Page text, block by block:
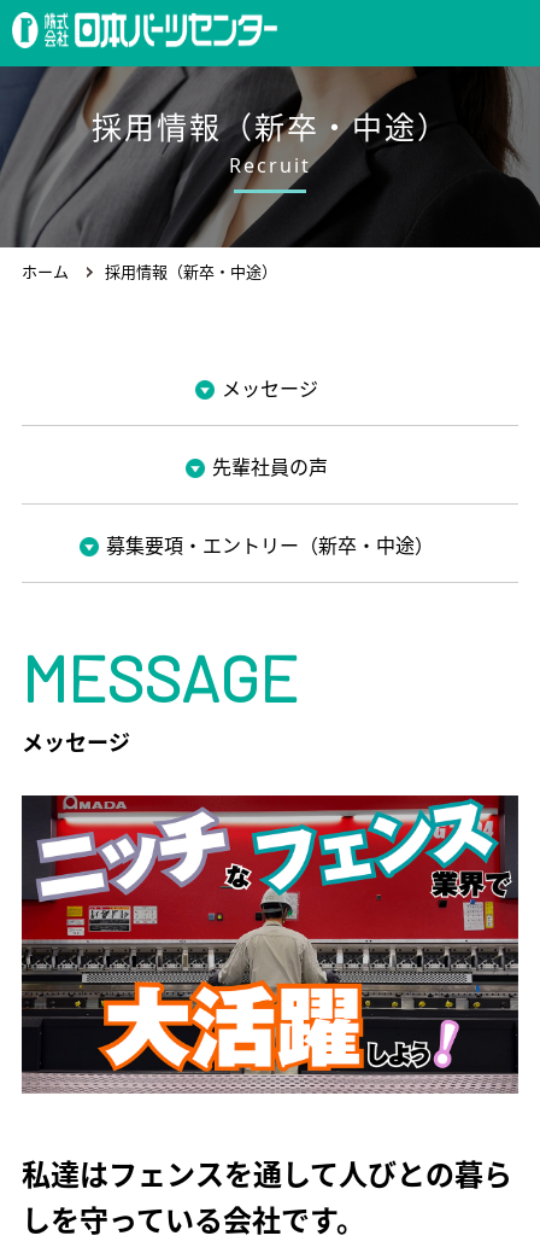
ホーム
製品案内
会社概要
求人情報
採用情報（新卒・中途）
Recruit
ホーム 採用情報（新卒・中途）
メッセージ
先輩社員の声
募集要項・エントリー（新卒・中途）
MESSAGE
メッセージ
私達はフェンスを通して人びとの暮ら
しを守っている会社です。